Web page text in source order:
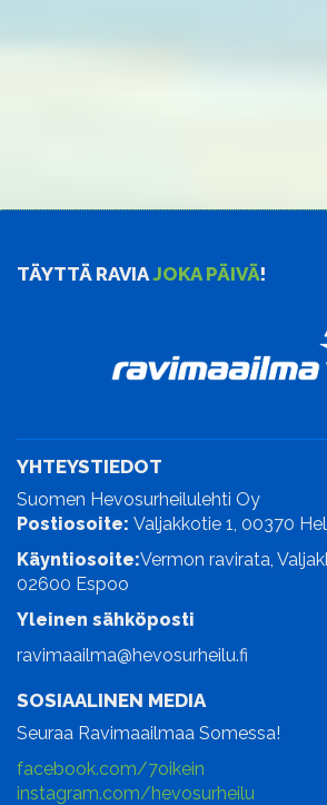
TÄYTTÄ RAVIAJOKA PÄIVÄ!
YHTEYSTIEDOT
Suomen Hevosurheilulehti Oy
Postiosoite: Valjakkotie 1, 00370
Käyntiosoite:Vermon ravirata,
02600 Espoo
Yleinen sähköposti
ravimaailma@hevosurheilu.fi
SOSIAALINEN MEDIA
Seuraa Ravimaailmaa Somessa!
facebook.com/7oikein
instagram.com/hevosurheilu